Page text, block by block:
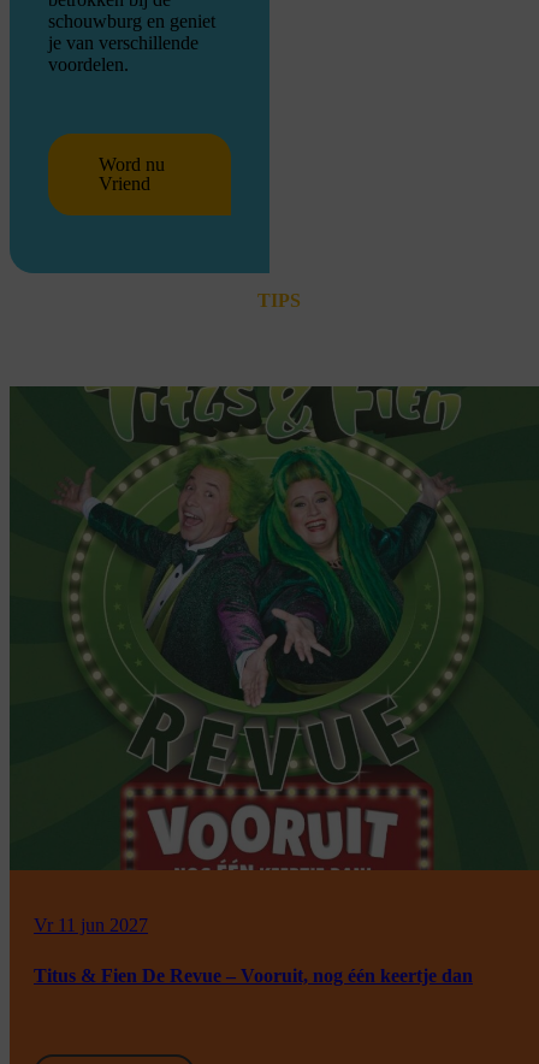
schouwburg en geniet
je van verschillende
voordelen.
Word nu
Vriend
TIPS
Vr 11 jun 2027
Titus & Fien De Revue – Vooruit, nog één keertje dan